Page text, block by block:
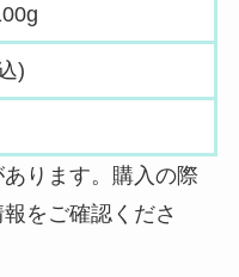
)
ります。購入の際
をご確認くださ